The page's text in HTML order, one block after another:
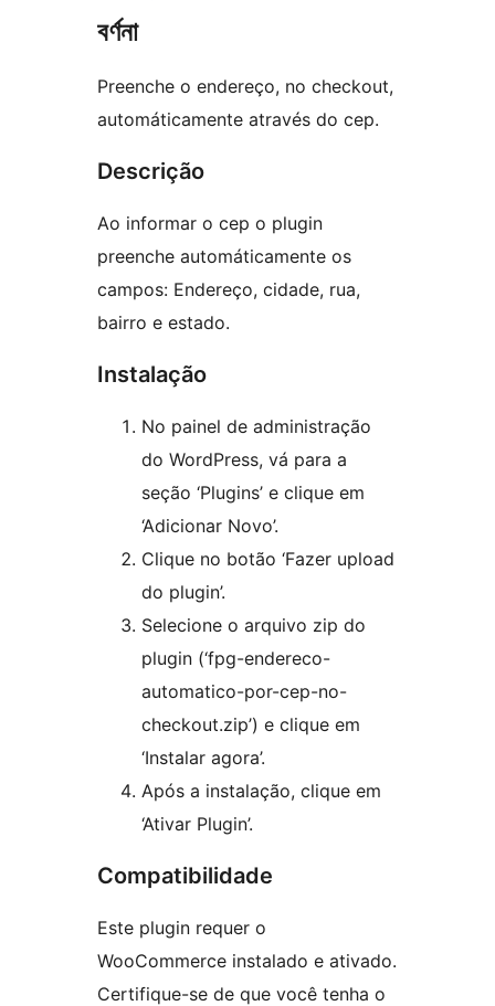
বৰ্ণনা
Preenche o endereço, no checkout,
automáticamente através do cep.
Descrição
Ao informar o cep o plugin
preenche automáticamente os
campos: Endereço, cidade, rua,
bairro e estado.
Instalação
No painel de administração
do WordPress, vá para a
seção ‘Plugins’ e clique em
‘Adicionar Novo’.
Clique no botão ‘Fazer upload
do plugin’.
Selecione o arquivo zip do
plugin (‘fpg-endereco-
automatico-por-cep-no-
checkout.zip’) e clique em
‘Instalar agora’.
Após a instalação, clique em
‘Ativar Plugin’.
Compatibilidade
Este plugin requer o
WooCommerce instalado e ativado.
Certifique-se de que você tenha o